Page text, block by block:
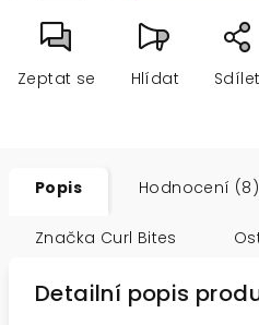
Zeptat se Hlídat Sdílet
Popis Hodnocení (8)
Značka Curl Bites
Detailní popis